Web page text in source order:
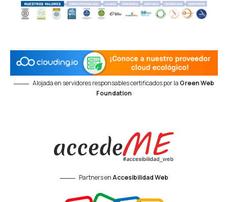
Alojada en servidores responsables certificados por la Green Web
Foundation
Partners enAccesibilidad Web